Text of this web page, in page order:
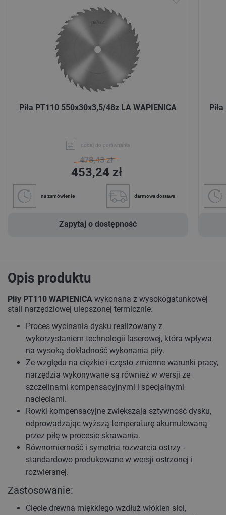
Piła PT110 550x30x3,5/48z LA WAPIENICA
dodaj do porównania
478,43 zł
453,24 zł
na zamówienie darmowa dostawa
Zapytaj o dostępność
Opis produktu
Piły PT110 WAPIENICA wykonana z wysokogatunkowej
stali narzędziowej ulepszonej termicznie.
Proces wycinania dysku realizowany z
wykorzystaniem technologii laserowej, która wpływa
na wysoką dokładność wykonania piły.
Ze względu na ciężkie i często zmienne warunki pracy,
narzędzia wykonywane są również w wersji ze
szczelinami kompensacyjnymi i specjalnymi
nacięciami.
Rowki kompensacyjne zwiększają sztywność dysku,
odprowadzając wyższą temperaturę akumulowaną
przez piłę w procesie skrawania.
Równomierność i symetria rozwarcia ostrzy -
standardowo produkowane w wersji ostrzonej i
rozwieranej.
Zastosowanie:
Cięcie drewna miękkiego wzdłuż włókien słoi,